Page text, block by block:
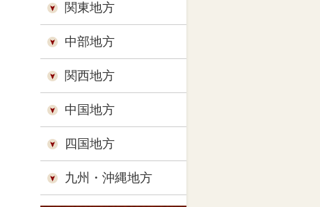
関東地方
中部地方
関西地方
中国地方
四国地方
九州・沖縄地方